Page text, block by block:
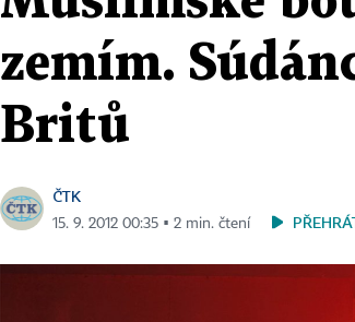
zemím.
Britů
ČTK
15. 9. 2012 00:35 ▪ 2 min. čtení